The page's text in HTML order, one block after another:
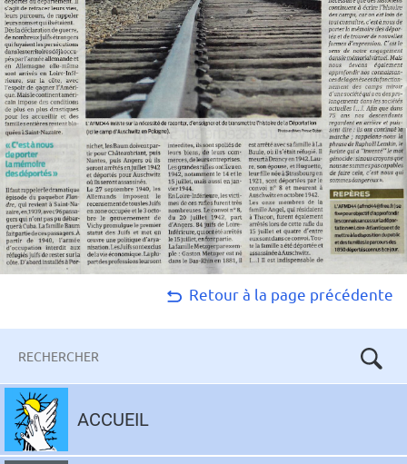
Retour à la page précédente
clés
Aller
contenu
ACCUEIL